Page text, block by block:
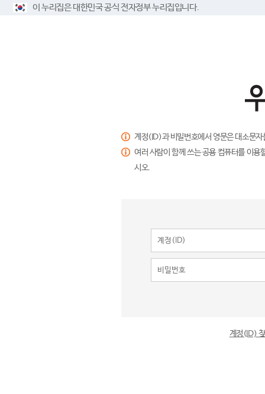
이 누리집은 대한민국 공식 전자정부 누리집입니다.
계정(ID)과 비밀번호에서 영문은 대소문
여러 사람이 함께 쓰는 공용 컴퓨터를 이
시오.
계정(ID)